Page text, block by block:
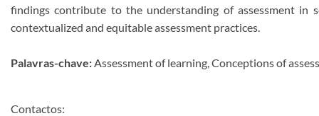
findings contribute to the understanding of assessment in
contextualized and equitable assessment practices.
Palavras-chave:Assessment of learning, Conceptions of
Contactos: